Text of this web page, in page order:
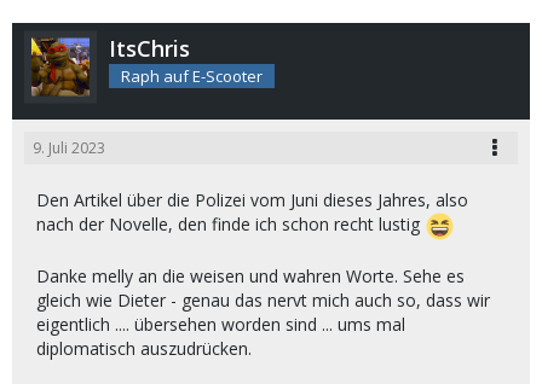
ItsChris
Raph auf E-Scooter
9. Juli 2023
Den Artikel über die Polizei vom Juni dieses Jahres, also
nach der Novelle, den finde ich schon recht lustig
Danke melly an die weisen und wahren Worte. Sehe es
gleich wie Dieter - genau das nervt mich auch so, dass wir
eigentlich .... übersehen worden sind ... ums mal
diplomatisch auszudrücken.